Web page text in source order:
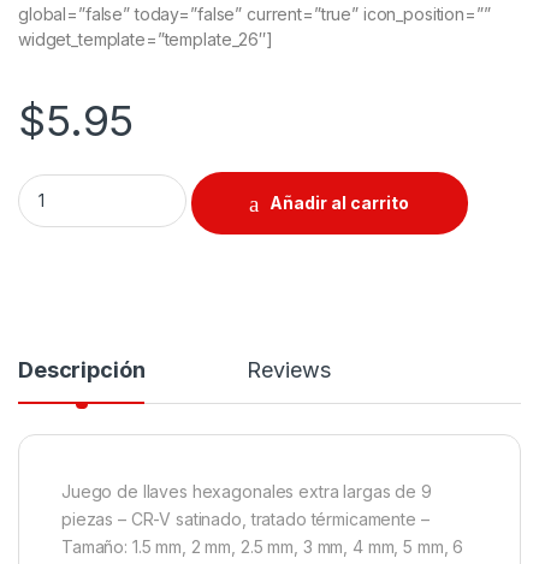
global=”false” today=”false” current=”true” icon_position=””
widget_template=”template_26″]
$5.95
Juego de llaves hexagonales extra largas de 9 piezas
Añadir al carrito
Descripción Reviews
Juego de llaves hexagonales extra largas de 9
piezas – CR-V satinado, tratado térmicamente –
Tamaño: 1.5 mm, 2 mm, 2.5 mm, 3 mm, 4 mm, 5 mm, 6